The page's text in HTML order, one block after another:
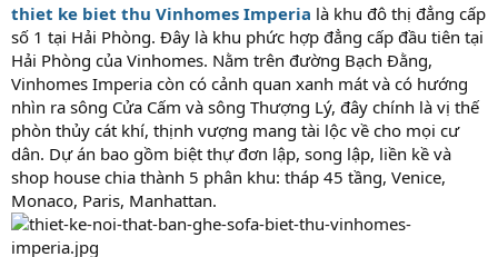
thiet ke biet thu Vinhomes Imperia là khu đô thị đẳng cấp
số 1 tại Hải Phòng. Đây là khu phức hợp đẳng cấp đầu tiên tại
Hải Phòng của Vinhomes. Nằm trên đường Bạch Đằng,
Vinhomes Imperia còn có cảnh quan xanh mát và có hướng
nhìn ra sông Cửa Cấm và sông Thượng Lý, đây chính là vị thế
phòn thủy cát khí, thịnh vượng mang tài lộc về cho mọi cư
dân. Dự án bao gồm biệt thự đơn lập, song lập, liền kề và
shop house chia thành 5 phân khu: tháp 45 tầng, Venice,
Monaco, Paris, Manhattan.